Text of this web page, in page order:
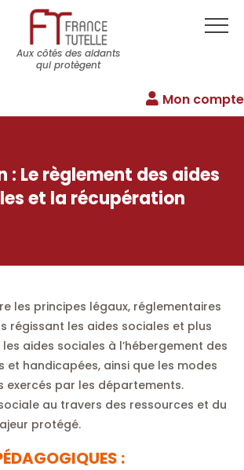
Aux côtés des aidants
qui protègent
Mon compte
: Le règlement des aides
et la récupération
les principes légaux, réglementaires
régissant les aides sociales et plus
aides sociales à l’hébergement des
et handicapées, ainsi que les modes
exercés par les départements.
au travers des ressources et du
protégé.
: